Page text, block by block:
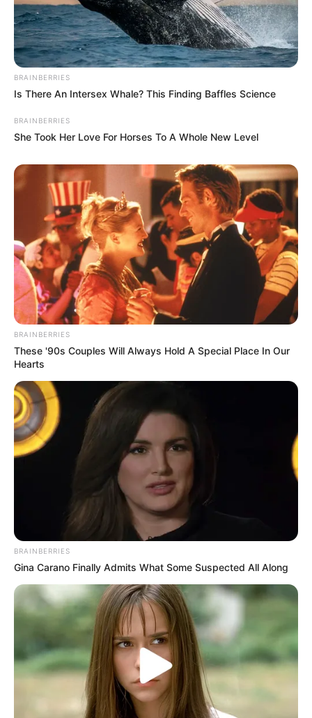
BRAINBERRIES
Is There An Intersex Whale? This Finding Baffles Science
BRAINBERRIES
She Took Her Love For Horses To A Whole New Level
BRAINBERRIES
These '90s Couples Will Always Hold A Special Place In Our
Hearts
BRAINBERRIES
Gina Carano Finally Admits What Some Suspected All Along